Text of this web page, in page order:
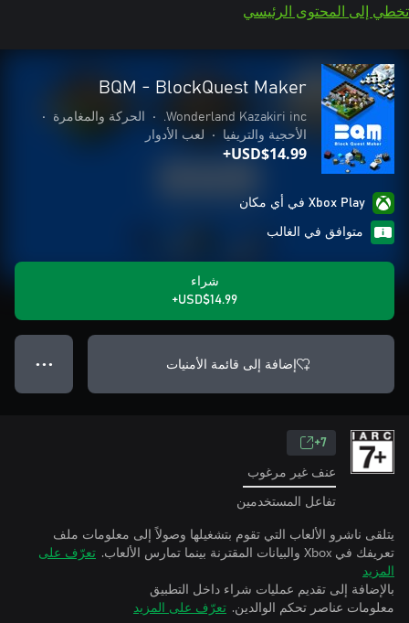
تخطي إلى المحتوى الرئيسي
BQM - BlockQuest Maker
Wonderland Kazakiri inc.
• الحركة والمغامرة
•
الأحجية والتريفيا
• لعب الأدوار
USD$14.99+
Xbox Play في أي مكان
متوافق في الغالب
شراء
USD$14.99+
إضافة إلى قائمة الأمنيات ● ● ●
7+
عنف غير مرغوب
تفاعل المستخدمين
يتلقى ناشرو الألعاب التي تقوم بتشغيلها وصولاً إلى معلومات ملف
تعريفك في Xbox والبيانات المقترنة بينما تمارس الألعاب.
تعرّف على
المزيد
بالإضافة إلى تقديم عمليات شراء داخل التطبيق
معلومات عناصر تحكم الوالدين. تعرّف على المزيد